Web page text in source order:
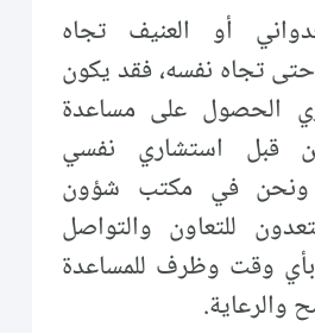
أو العنيف تجاه
تجاه نفسه، فقد يكون
الحصول على مساعدة
قبل استشاري نفسي
في مكتب شؤون
للتعاون والتواصل
وقت وظرف للمساعدة
والرعاية.